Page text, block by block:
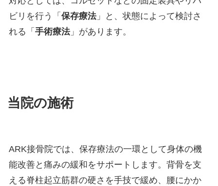
ビリを行う「 保存療法」と、状態によって検討さ
れる「 手術療法」があります。
当院の施術
ARK接骨院では、保存療法の一環として身体の機
能改善と痛みの緩和をサポートします。背骨を支
える脊柱起立筋群の硬さを手技で緩め、腰にかか